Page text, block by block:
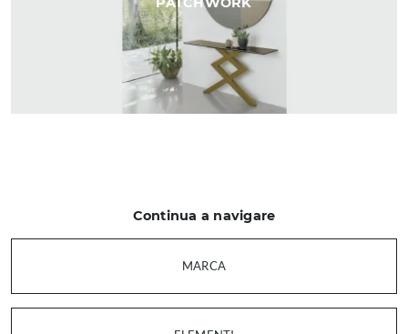
Continua a navigare
MARCA